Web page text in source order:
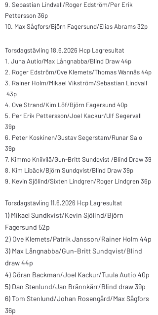
9. Sebastian Lindvall/Roger Edström/Per Erik
Pettersson 36p
10. Max Sågfors/Björn Fagersund/Elias Abrams 32p
Torsdagstävling 18.6.2026 Hcp Lagresultat​
1. Juha Autio/Max Långnabba/Blind Draw 44p
2. Roger Edström/Ove Klemets/Thomas Wannäs 44p
3. Rainer Holm/Mikael Vikström/Sebastian Lindvall
43p
4. Ove Strand/Kim Löf/Björn Fagersund 40p
5. Per Erik Pettersson/Joel Kackur/Ulf Segervall
39p
6. Peter Koskinen/Gustav Segerstam/Runar Salo
39p
7. Kimmo Kniivilä/Gun-Britt Sundqvist /Blind Draw 39
8. Kim Libäck/Björn Sundqvist/Blind Draw 39p
9. Kevin Sjölind/Sixten Lindgren/Roger Lindgren 36p
Torsdagstävling 11.6.2026 Hcp Lagresultat
1) Mikael Sundkvist/Kevin Sjölind/Björn
Fagersund 52p
2) Ove Klemets/Patrik Jansson/Rainer Holm 44p
3) Max Långnabba/Gun-Britt Sundqvist/Blind
draw 44p
4) Göran Backman/Joel Kackur/Tuula Autio 40p
5) Dan Stenlund/Jan Brännkärr/Blind draw 39p
6) Tom Stenlund/Johan Rosengård/Max Sågfors
36p